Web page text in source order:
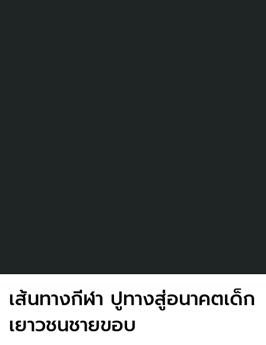
เส้นทางกีฬา ปูทางสู่อนาคตเด็ก
เยาวชนชายขอบ